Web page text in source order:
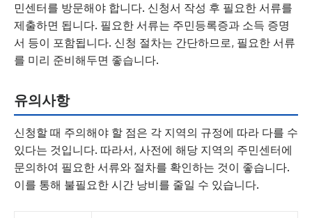
민센터를 방문해야 합니다. 신청서 작성 후 필요한 서류를
제출하면 됩니다. 필요한 서류는 주민등록증과 소득 증명
서 등이 포함됩니다. 신청 절차는 간단하므로, 필요한 서류
를 미리 준비해두면 좋습니다.
유의사항
신청할 때 주의해야 할 점은 각 지역의 규정에 따라 다를 수
있다는 것입니다. 따라서, 사전에 해당 지역의 주민센터에
문의하여 필요한 서류와 절차를 확인하는 것이 좋습니다.
이를 통해 불필요한 시간 낭비를 줄일 수 있습니다.